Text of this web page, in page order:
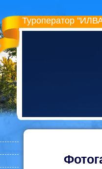
Туроператор